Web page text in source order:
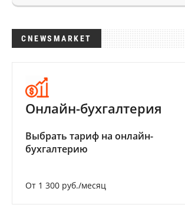
CNEWSMARKET
Онлайн-бухгалтерия
Выбрать тариф на онлайн-
бухгалтерию
От 1 300 руб./месяц